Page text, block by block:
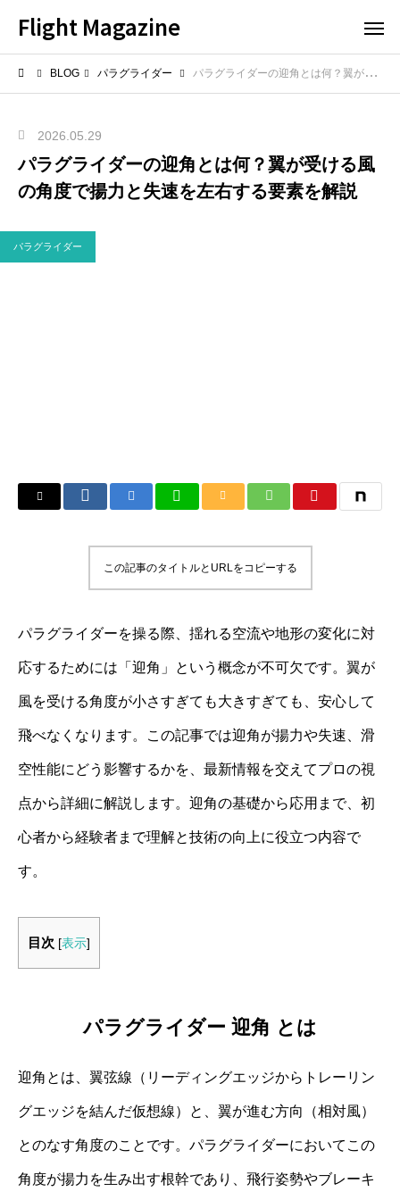
Flight Magazine
BLOG パラグライダー パラグライダーの迎角とは何？翼が受ける風の角度で揚力と失速を左右する要素を解説
2026.05.29
パラグライダーの迎角とは何？翼が受ける風
の角度で揚力と失速を左右する要素を解説
パラグライダー
この記事のタイトルとURLをコピーする
パラグライダーを操る際、揺れる空流や地形の変化に対
応するためには「迎角」という概念が不可欠です。翼が
風を受ける角度が小さすぎても大きすぎても、安心して
飛べなくなります。この記事では迎角が揚力や失速、滑
空性能にどう影響するかを、最新情報を交えてプロの視
点から詳細に解説します。迎角の基礎から応用まで、初
心者から経験者まで理解と技術の向上に役立つ内容で
す。
目次 [表示]
パラグライダー 迎角 とは
迎角とは、翼弦線（リーディングエッジからトレーリン
グエッジを結んだ仮想線）と、翼が進む方向（相対風）
とのなす角度のことです。パラグライダーにおいてこの
角度が揚力を生み出す根幹であり、飛行姿勢やブレーキ